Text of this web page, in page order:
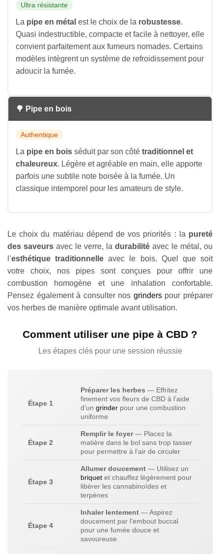
Ultra résistante
La pipe en métal est le choix de la robustesse.
Quasi indestructible, compacte et facile à nettoyer, elle
convient parfaitement aux fumeurs nomades. Certains
modèles intègrent un système de refroidissement pour
adoucir la fumée.
🌳 Pipe en bois
Authentique
La pipe en bois séduit par son côté traditionnel et
chaleureux. Légère et agréable en main, elle apporte
parfois une subtile note boisée à la fumée. Un
classique intemporel pour les amateurs de style.
Le choix du matériau dépend de vos priorités : la pureté
des saveurs avec le verre, la durabilité avec le métal, ou
l’esthétique traditionnelle avec le bois. Quel que soit
votre choix, nos pipes sont conçues pour offrir une
combustion homogène et une inhalation confortable.
Pensez également à consulter nos grinderspour préparer
vos herbes de manière optimale avant utilisation.
Comment utiliser une pipe à CBD ?
Les étapes clés pour une session réussie
Étape 1
Préparer les herbes — Effritez
finement vos fleurs de CBD à l’aide
d’un grinder pour une combustion
uniforme
Étape 2
Remplir le foyer— Placez la
matière dans le bol sans trop tasser
pour permettre à l’air de circuler
Étape 3
Allumer doucement — Utilisez un
briquet et chauffez légèrement pour
libérer les cannabinoïdes et
terpènes
Étape 4
Inhaler lentement — Aspirez
doucement par l’embout buccal
pour une fumée douce et
savoureuse